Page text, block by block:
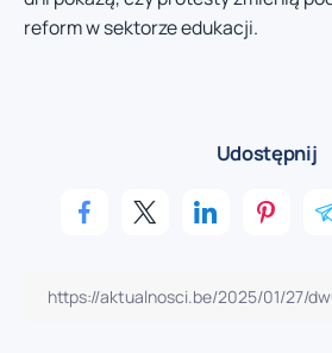
reform w sektorze edukacji.
Udostępnij